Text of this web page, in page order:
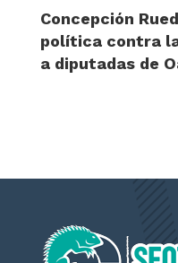
Concepción
política contra
a diputadas de